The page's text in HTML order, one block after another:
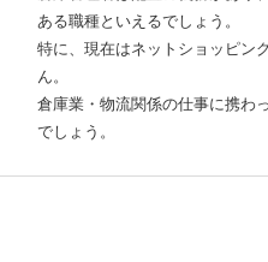
ある職種といえるでしょう。
特に、現在はネットショッピン
ん。
倉庫業・物流関係の仕事に携わ
でしょう。